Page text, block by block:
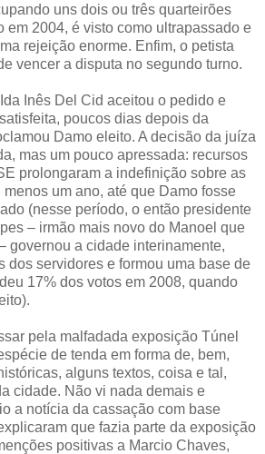
uns dois ou três quarteirões
em 2004, é visto como ultrapassado e
rejeição enorme. Enfim, o petista
vencer a disputa no segundo turno.
Inês Del Cid aceitou o pedido e
poucos dias depois da
Damo eleito. A decisão da juíza
mas um pouco apressada: recursos
prolongaram a indefinição sobre as
um ano, até que Damo fosse
(nesse período, o então presidente
– irmão mais novo do Manoel que
governou a cidade interinamente,
dos servidores e formou uma base de
17% dos votos em 2008, quando
pela malfadada exposição Túnel
de tenda em forma de, bem,
alguns textos, coisa e tal,
cidade. Não vi nada demais e
a notícia da cassação com base
que fazia parte da exposição
positivas a Marcio Chaves,